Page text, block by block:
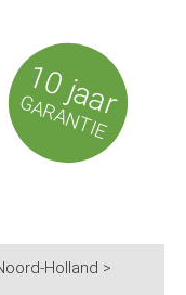
10 jaar
GARANTIE
Holland >